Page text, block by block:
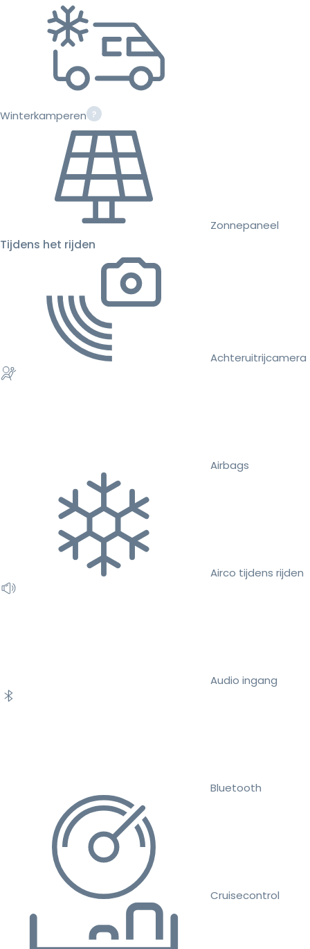
Winterkamperen
Zonnepaneel
Tijdens het rijden
Achteruitrijcamera
Airbags
Airco tijdens rijden
Audio ingang
Bluetooth
Cruisecontrol